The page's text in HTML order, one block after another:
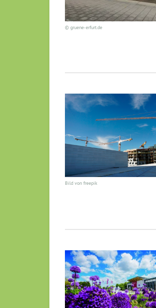
© gruene-erfurt.de
Bild von freepik